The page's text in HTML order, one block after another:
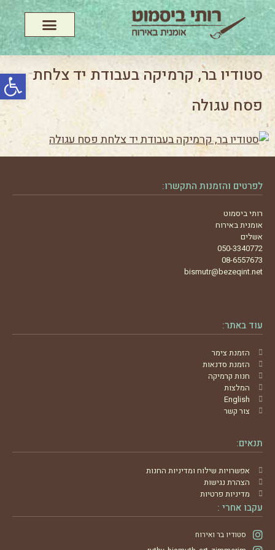
פתח סטודיו בר, קרמיקה בעבודת יד צלחת
פסח עגולה
לפרטים והזמנות התקשרו:
רותי ביסמוט
אומנית באירוח
אשלים
050-3340772
08-6557673
bismutr@bezeqint.net
עוד באתר:
הזמנת צימר
הזמנת סדנאות
חנות קרמיקה
המלצות
English
צור קשר
תנאים:
אפשרויות שילוח ומדיניות החנות
הצהרת נגישות
מדיניות פרטיות
עקבו אחרי :
סטודיו בר ואירוח